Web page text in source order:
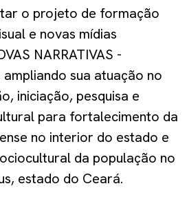
o projeto de formação
e novas mídias
NARRATIVAS -
ampliando sua atuação no
iniciação, pesquisa e
para fortalecimento da
no interior do estado e
da população no
estado do Ceará.